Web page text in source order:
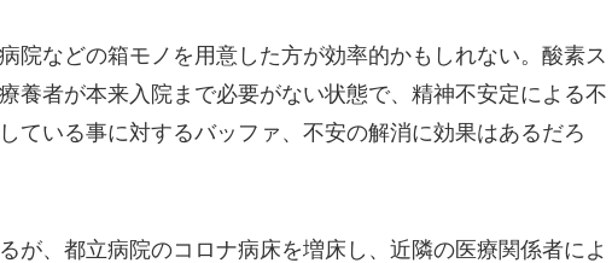
院などの箱モノを用意した方が効率的かもしれない。酸素ス
養者が本来入院まで必要がない状態で、精神不安定による不
ている事に対するバッファ、不安の解消に効果はあるだろ
が、都立病院のコロナ病床を増床し、近隣の医療関係者によ